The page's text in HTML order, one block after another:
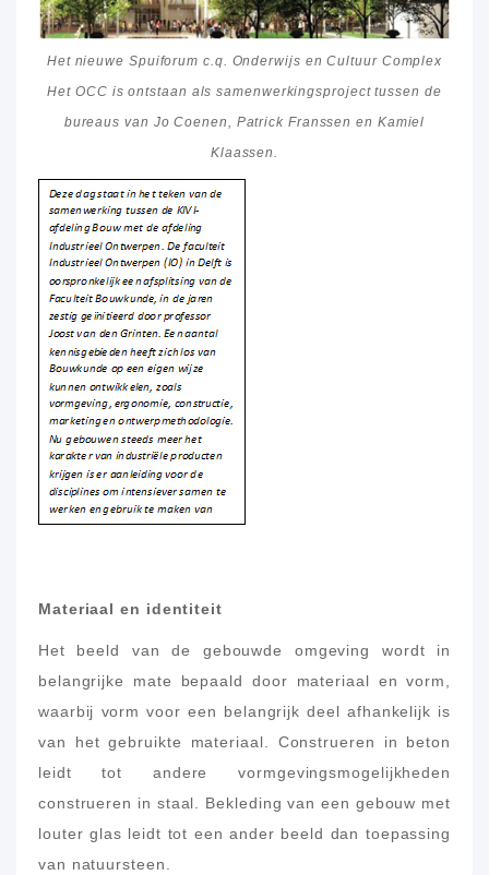
Het nieuwe Spuiforum c.q. Onderwijs en Cultuur Complex
Het OCC is ontstaan als samenwerkingsproject tussen de
bureaus van Jo Coenen, Patrick Franssen en Kamiel
Klaassen.
Materiaal en identiteit
Het beeld van de gebouwde omgeving wordt in
belangrijke mate bepaald door materiaal en vorm,
waarbij vorm voor een belangrijk deel afhankelijk is
van het gebruikte materiaal. Construeren in beton
leidt tot andere vormgevingsmogelijkheden
construeren in staal. Bekleding van een gebouw met
louter glas leidt tot een ander beeld dan toepassing
van natuursteen.